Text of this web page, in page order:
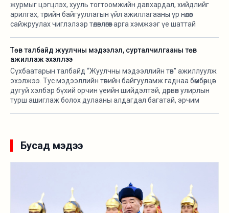
журмыг цэгцлэх, хууль тогтоомжийн давхардал, хийдлийг
арилгах, төрийн байгууллагын үйл ажиллагааны үр нөлөөг
сайжруулах чиглэлээр төлөвлөгөөт арга хэмжээг үе шаттай
Төв талбайд жуулчны мэдээлэл, сурталчилгааны төв
ажиллаж эхэллээ
Сүхбаатарын талбайд “Жуулчны мэдээллийн төв” ажиллуулж
эхэлжээ. Тус мэдээллийн төвийн байгууламж гаднаа бөмбөрцөг
дугуй хэлбэр бүхий орчин үеийн шийдэлтэй, дөрвөн улирлын
турш ашиглаж болох дулааны алдагдал багатай, эрчим
байна.
Бусад мэдээ